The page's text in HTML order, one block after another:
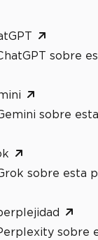
sobre
sobre
sobre esta
sobre